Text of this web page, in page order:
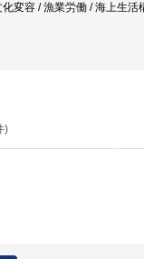
変容 / 漁業労働 / 海上生
)